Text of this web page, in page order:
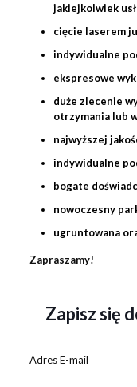
jakiejkolwiek
cięcie laserem
indywidualne
ekspresowe
duże zlecenie
otrzymania lub
najwyższej
indywidualne
bogate
nowoczesny
ugruntowana
Zapraszamy!
Zapisz się
Adres E-mail